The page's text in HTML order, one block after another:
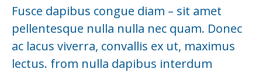
Fusce dapibus congue diam – sit amet
pellentesque nulla nulla nec quam. Donec
ac lacus viverra, convallis ex ut, maximus
lectus. from nulla dapibus interdum